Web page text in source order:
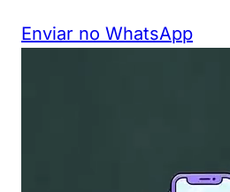
Enviar no WhatsApp